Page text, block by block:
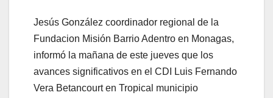
Jesús González coordinador regional de la
Fundacion Misión Barrio Adentro en Monagas,
informó la mañana de este jueves que los
avances significativos en el CDI Luis Fernando
Vera Betancourt en Tropical municipio